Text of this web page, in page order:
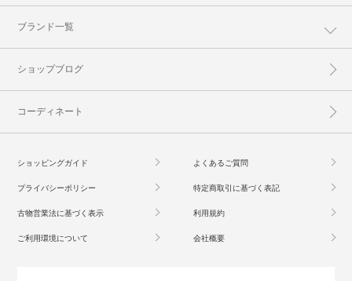
ブランド一覧
ショップブログ
コーディネート
ショッピングガイド よくあるご質問
プライバシーポリシー 特定商取引に基づく表記
古物営業法に基づく表示 利用規約
ご利用環境について 会社概要